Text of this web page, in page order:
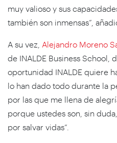
muy valioso y sus
también son inmensas”,
A su vez, Alejandro Moreno
de INALDE Business School,
oportunidad INALDE quiere
lo han dado todo durante la
por las que me llena de
porque ustedes son, sin
por salvar vidas”.